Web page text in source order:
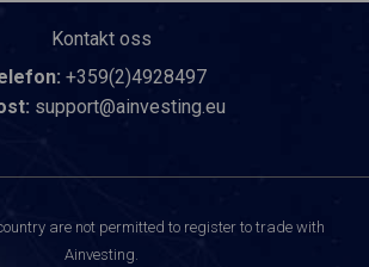
Kontakt oss
+359(2)4928497
support@ainvesting.eu
are not permitted to register to trade with
Ainvesting.